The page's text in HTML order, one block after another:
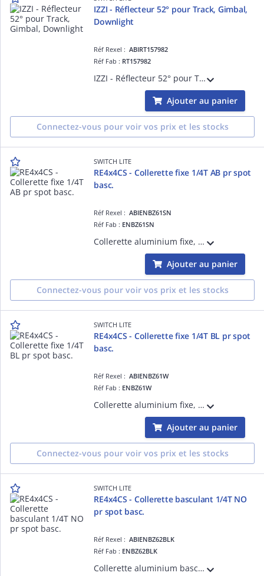
IZZI - Réflecteur 52° pour Track, Gimbal,
Downlight
Réf Rexel :ABIRT157982
Réf Fab : RT157982
IZZI - Réflecteur 52° pour Track, Gimbal, Downlight
Ajouter au panier
Connectez-vous pour voir vos prix et les stocks
SWITCH LITE
RE4x4CS - Collerette fixe 1/4T AB pr spot
basc.
Réf Rexel :ABIENBZ61SN
Réf Fab : ENBZ61SN
Collerette aluminium fixe, alu brossé, à fixation 1/4 de tour pour spot LED RE4x4CS basculant
Ajouter au panier
Connectez-vous pour voir vos prix et les stocks
SWITCH LITE
RE4x4CS - Collerette fixe 1/4T BL pr spot
basc.
Réf Rexel :ABIENBZ61W
Réf Fab : ENBZ61W
Collerette aluminium fixe, blanche, à fixation 1/4 de tour pour spot LED RE4x4CS basculant
Ajouter au panier
Connectez-vous pour voir vos prix et les stocks
SWITCH LITE
RE4x4CS - Collerette basculant 1/4T NO
pr spot basc.
Réf Rexel :ABIENBZ62BLK
Réf Fab : ENBZ62BLK
Collerette aluminium basculante, noir, à fixation 1/4 de tour pour spot LED RE4x4CS basculant